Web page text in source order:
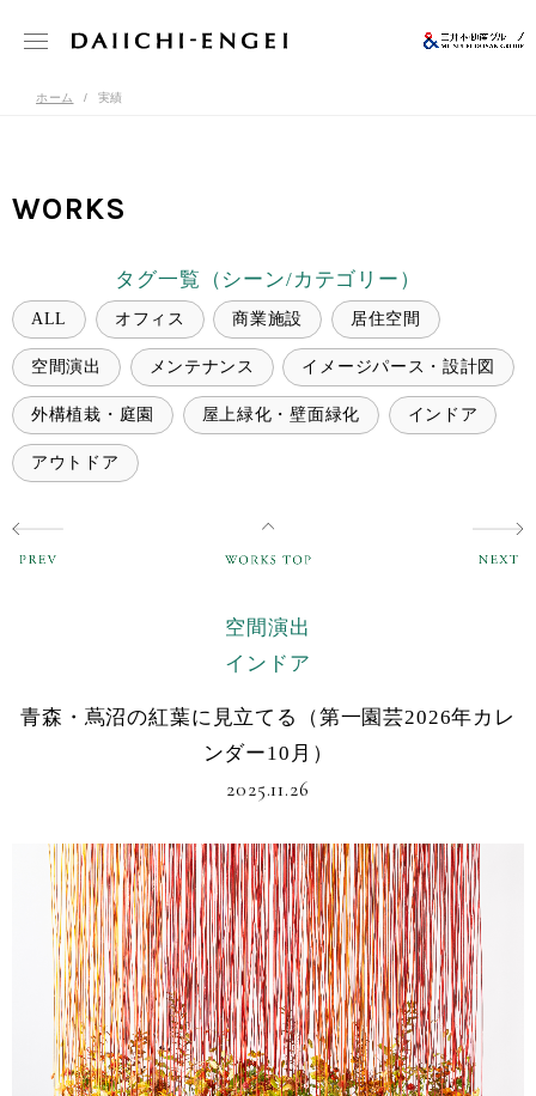
ホーム 実績
WORKS
タグ一覧（シーン/カテゴリー）
ALL オフィス 商業施設 居住空間
空間演出 メンテナンス イメージパース・設計図
外構植栽・庭園 屋上緑化・壁面緑化 インドア
アウトドア
空間演出
インドア
青森・蔦沼の紅葉に見立てる（第一園芸2026年カレ
ンダー10月）
2025.11.26